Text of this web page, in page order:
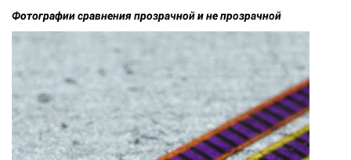
Фотографии сравнения прозрачной и не прозрачной